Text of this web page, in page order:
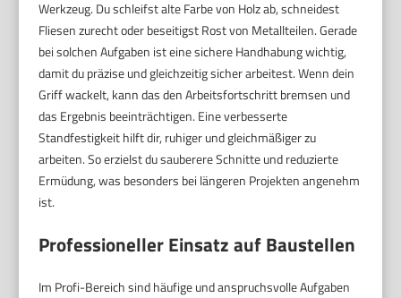
Werkzeug. Du schleifst alte Farbe von Holz ab, schneidest
Fliesen zurecht oder beseitigst Rost von Metallteilen. Gerade
bei solchen Aufgaben ist eine sichere Handhabung wichtig,
damit du präzise und gleichzeitig sicher arbeitest. Wenn dein
Griff wackelt, kann das den Arbeitsfortschritt bremsen und
das Ergebnis beeinträchtigen. Eine verbesserte
Standfestigkeit hilft dir, ruhiger und gleichmäßiger zu
arbeiten. So erzielst du sauberere Schnitte und reduzierte
Ermüdung, was besonders bei längeren Projekten angenehm
ist.
Professioneller Einsatz auf Baustellen
Im Profi-Bereich sind häufige und anspruchsvolle Aufgaben